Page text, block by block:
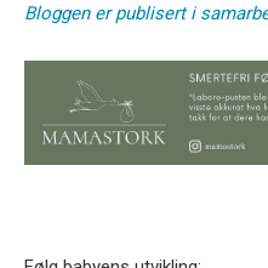
Bloggen er publisert i